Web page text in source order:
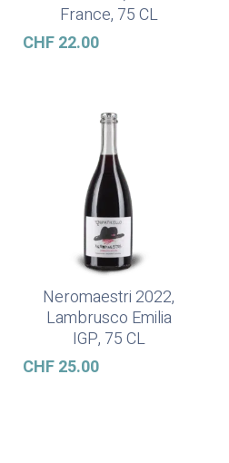
France, 75 CL
CHF22.00
Ajouter Au Panier
Neromaestri 2022,
Lambrusco Emilia
IGP, 75 CL
CHF25.00